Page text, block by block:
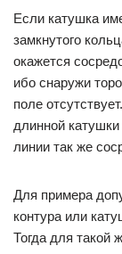
Если катушка
замкнутого
окажется
ибо снаружи
поле
длинной
линии так же
Для примера
контура или
Тогда для такой